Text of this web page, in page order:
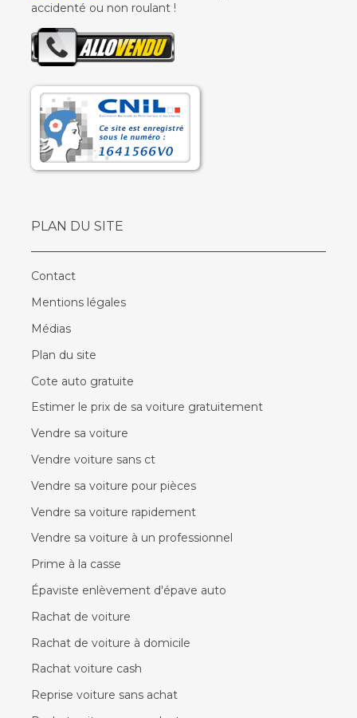
accidenté ou non roulant !
PLAN DU SITE
Contact
Mentions légales
Médias
Plan du site
Cote auto gratuite
Estimer le prix de sa voiture gratuitement
Vendre sa voiture
Vendre voiture sans ct
Vendre sa voiture pour pièces
Vendre sa voiture rapidement
Vendre sa voiture à un professionnel
Prime à la casse
Épaviste enlèvement d'épave auto
Rachat de voiture
Rachat de voiture à domicile
Rachat voiture cash
Reprise voiture sans achat